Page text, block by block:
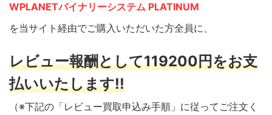
WPLANETバイナリーシステム PLATINUM
を当サイト経由でご購入いただいた方全員に、
レビュー報酬として119200円をお支
払いいたします!!
（※下記の「レビュー買取申込み手順」に従ってご注文く